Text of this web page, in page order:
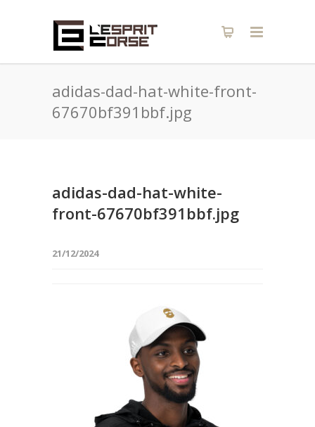
adidas-dad-hat-white-front-
67670bf391bbf.jpg
adidas-dad-hat-white-
front-67670bf391bbf.jpg
21/12/2024